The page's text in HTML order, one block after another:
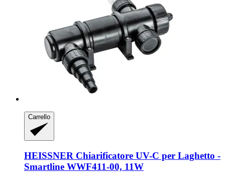
Carrello
HEISSNER Chiarificatore UV-​C per Laghetto -​
Smartline WWF411-​00, 11W